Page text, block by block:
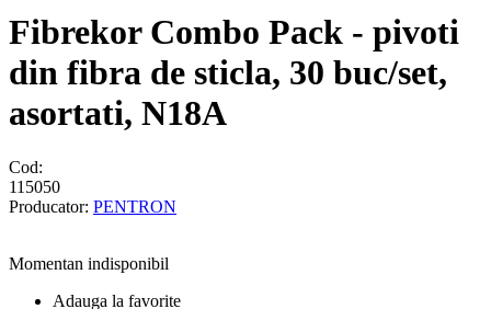
Fibrekor Combo Pack - pivoti
din fibra de sticla, 30 buc/set,
asortati, N18A
Cod:
115050
Producator: PENTRON
Momentan indisponibil
Adauga la favorite